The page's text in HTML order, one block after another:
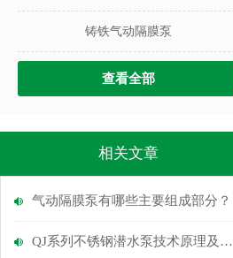
铸铁气动隔膜泵
查看全部
相关文章
气动隔膜泵有哪些主要组成部分？
QJ系列不锈钢潜水泵技术原理及特点